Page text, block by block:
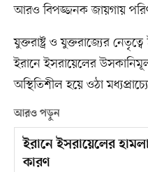
আরও বিপজ্জনক জায়গায়
যুক্তরাষ্ট্র ও যুক্তরাজ্যের
ইরানে ইসরায়েলের
অস্থিতিশীল হয়ে ওঠা
আরও পড়ুন
ইরানে ইসরায়েলের
কারণ